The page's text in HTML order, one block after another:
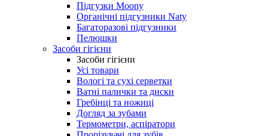
Підгузки Moony
Органічні підгузники Naty
Багаторазові підгузники
Пелюшки
Засоби гігієни
Засоби гігієни
Усі товари
Вологі та сухі серветки
Ватні палички та диски
Гребінці та ножиці
Догляд за зубами
Термометри, аспіратори